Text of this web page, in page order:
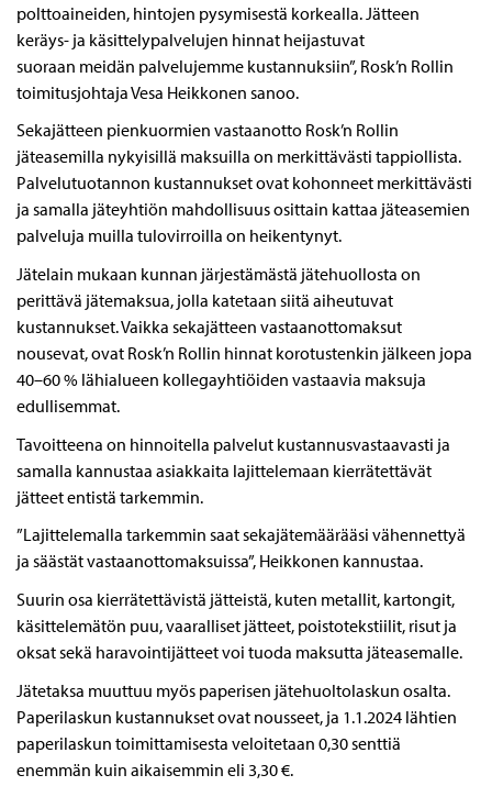
polttoaineiden, hintojen pysymisestä korkealla. Jätteen
keräys- ja käsittelypalvelujen hinnat heijastuvat
suoraan meidän palvelujemme kustannuksiin”, Rosk’n Rollin
toimitusjohtaja Vesa Heikkonen sanoo.
Sekajätteen pienkuormien vastaanotto Rosk’n Rollin
jäteasemilla nykyisillä maksuilla on merkittävästi tappiollista.
Palvelutuotannon kustannukset ovat kohonneet merkittävästi
ja samalla jäteyhtiön mahdollisuus osittain kattaa jäteasemien
palveluja muilla tulovirroilla on heikentynyt.
Jätelain mukaan kunnan järjestämästä jätehuollosta on
perittävä jätemaksua, jolla katetaan siitä aiheutuvat
kustannukset. Vaikka sekajätteen vastaanottomaksut
nousevat, ovat Rosk’n Rollin hinnat korotustenkin jälkeen jopa
40–60 % lähialueen kollegayhtiöiden vastaavia maksuja
edullisemmat.
Tavoitteena on hinnoitella palvelut kustannusvastaavasti ja
samalla kannustaa asiakkaita lajittelemaan kierrätettävät
jätteet entistä tarkemmin.
”Lajittelemalla tarkemmin saat sekajätemäärääsi vähennettyä
ja säästät vastaanottomaksuissa”, Heikkonen kannustaa.
Suurin osa kierrätettävistä jätteistä, kuten metallit, kartongit,
käsittelemätön puu, vaaralliset jätteet, poistotekstiilit, risut ja
oksat sekä haravointijätteet voi tuoda maksutta jäteasemalle.
Jätetaksa muuttuu myös paperisen jätehuoltolaskun osalta.
Paperilaskun kustannukset ovat nousseet, ja 1.1.2024 lähtien
paperilaskun toimittamisesta veloitetaan 0,30 senttiä
enemmän kuin aikaisemmin eli 3,30 €.